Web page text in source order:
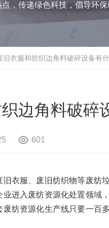
鼓式粉碎机
通用型粉碎机
风电叶片 废
废桶 硬
废旧电路板 旧
，传递绿色科技，倡导环保
旧衣服和纺织边角料破碎设备有
边角料破碎
601
衣服、废旧纺织物等废纺
进入废纺资源化处置领域
纺资源化生产线只要一百